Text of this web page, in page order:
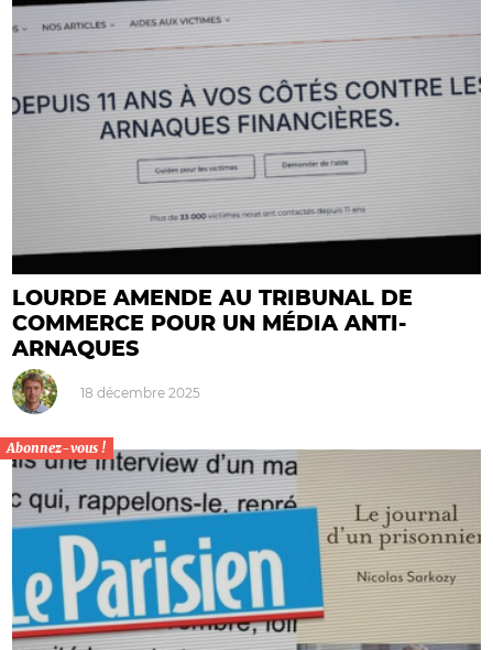
LOURDE AMENDE AU TRIBUNAL DE
COMMERCE POUR UN MÉDIA ANTI-
ARNAQUES
18 décembre 2025
Abonnez-vous !